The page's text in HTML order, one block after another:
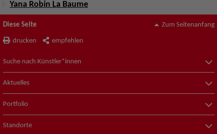
Yana Robin La Baume
Diese Seite
drucken empfehlen
Zum Seitenanfang
Suche nach Künstler*innen
Aktuelles
Portfolio
Standorte